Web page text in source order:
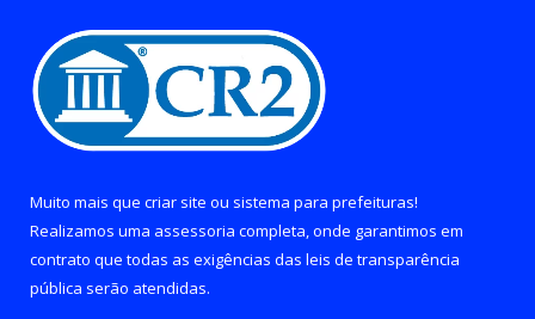
Muito mais que criar site ou sistema para prefeituras!
Realizamos uma assessoria completa, onde garantimos em
contrato que todas as exigências das leis de transparência
pública serão atendidas.